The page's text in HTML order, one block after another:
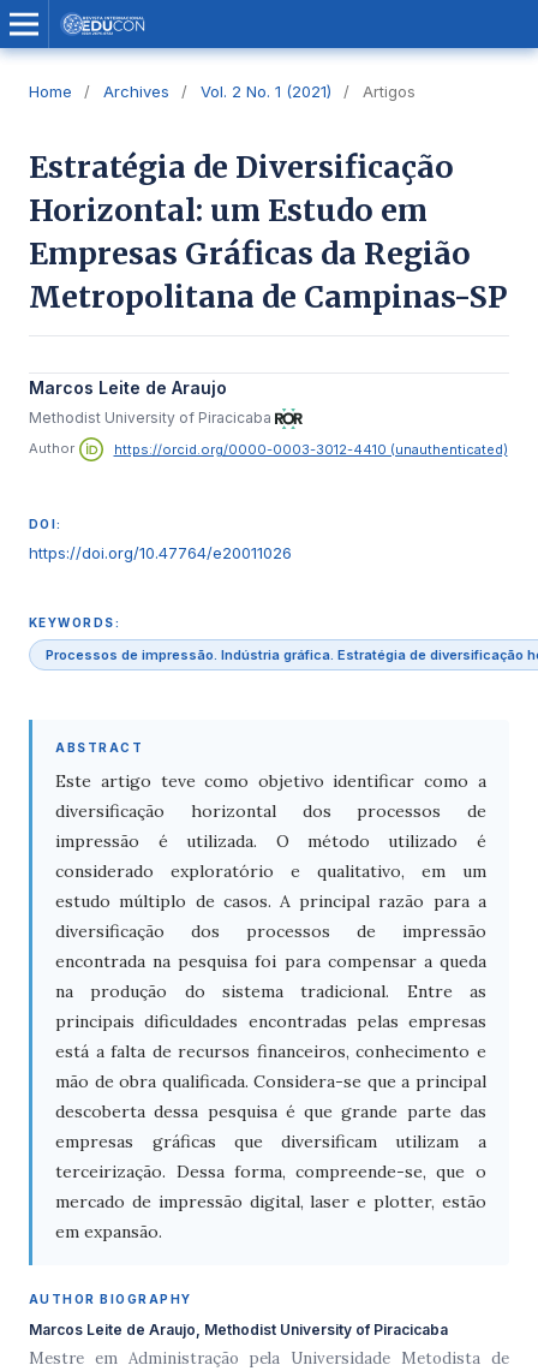
Home / Archives / Vol. 2 No. 1 (2021) / Artigos
Estratégia de Diversificação
Horizontal: um Estudo em
Empresas Gráficas da Região
Metropolitana de Campinas-SP
Marcos Leite de Araujo
Methodist University of Piracicaba
Author https://orcid.org/0000-0003-3012-4410 (unauthenticated)
DOI:
https://doi.org/10.47764/e20011026
KEYWORDS:
Processos de impressão. Indústria gráfica. Estratégia de diversificação
ABSTRACT
Este artigo teve como objetivo identificar como a
diversificação horizontal dos processos de
impressão é utilizada. O método utilizado é
considerado exploratório e qualitativo, em um
estudo múltiplo de casos. A principal razão para a
diversificação dos processos de impressão
encontrada na pesquisa foi para compensar a queda
na produção do sistema tradicional. Entre as
principais dificuldades encontradas pelas empresas
está a falta de recursos financeiros, conhecimento e
mão de obra qualificada. Considera-se que a principal
descoberta dessa pesquisa é que grande parte das
empresas gráficas que diversificam utilizam a
terceirização. Dessa forma, compreende-se, que o
mercado de impressão digital, laser e plotter, estão
em expansão.
AUTHOR BIOGRAPHY
Marcos Leite de Araujo, Methodist University of Piracicaba
Mestre em Administração pela Universidade Metodista de